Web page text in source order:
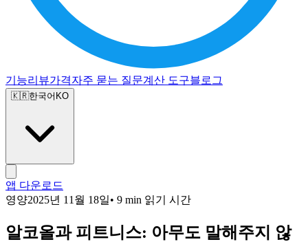
기능리뷰가격자주 묻는 질문계산 도구블로그
🇰🇷한국어 KO
앱 다운로드
영양2025년 11월 18일• 9 min 읽기 시간
알코올과 피트니스: 아무도 말해주지 않